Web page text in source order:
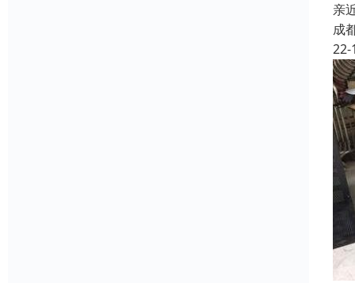
亲
成
22-